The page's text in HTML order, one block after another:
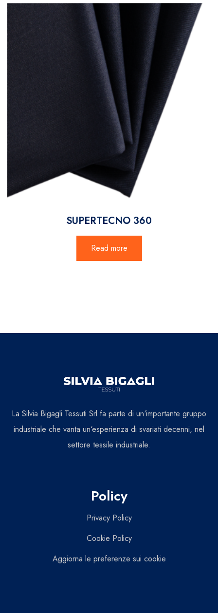
SUPERTECNO 360
Read more
La Silvia Bigagli Tessuti Srl fa parte di un‘importante gruppo
industriale che vanta un‘esperienza di svariati decenni, nel
settore tessile industriale.
Policy
Privacy Policy
Cookie Policy
Aggiorna le preferenze sui cookie